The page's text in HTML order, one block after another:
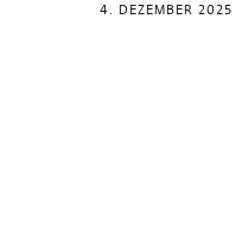
4. DEZEMBER 2025